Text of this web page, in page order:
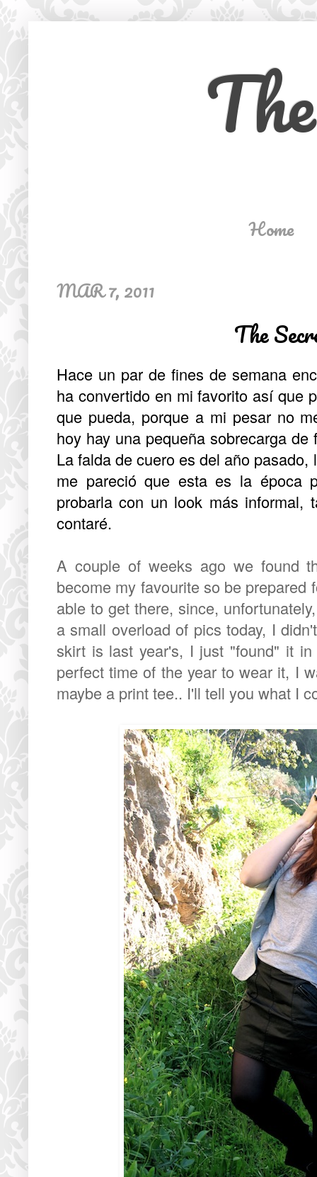
Home
MAR 7, 2011
The
Hace un par de fines de semana
ha convertido en mi favorito así que
que pueda, porque a mi pesar no
hoy hay una pequeña sobrecarga
La falda de cuero es del año
me pareció que esta es la época
probarla con un look más
contaré.
A couple of weeks ago we found
become my favourite so be
able to get there, since,
a small overload of pics today, I
skirt is last year's, I just "found" it
perfect time of the year to wear it, I
maybe a print tee.. I'll tell you what I